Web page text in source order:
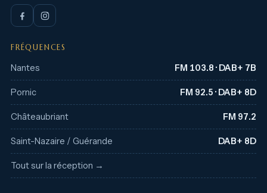
FRÉQUENCES
Nantes FM 103.8 · DAB+ 7B
Pornic FM 92.5 · DAB+ 8D
Châteaubriant FM 97.2
Saint-Nazaire / Guérande DAB+ 8D
Tout sur la réception →